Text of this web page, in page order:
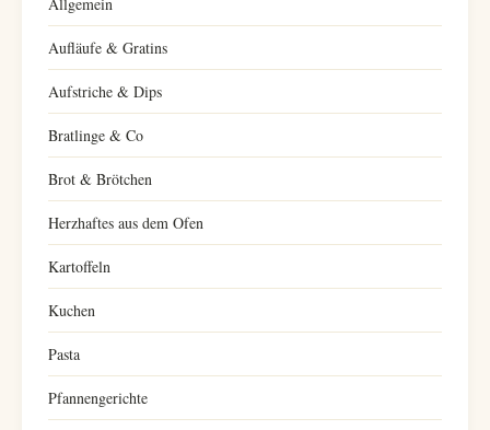
Aufläufe & Gratins
Aufstriche & Dips
Bratlinge & Co
Brot & Brötchen
Herzhaftes aus dem Ofen
Kartoffeln
Kuchen
Pasta
Pfannengerichte